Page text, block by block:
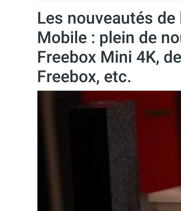
Les nouveautés
Mobile : plein de
Freebox Mini 4K,
Freebox, etc.